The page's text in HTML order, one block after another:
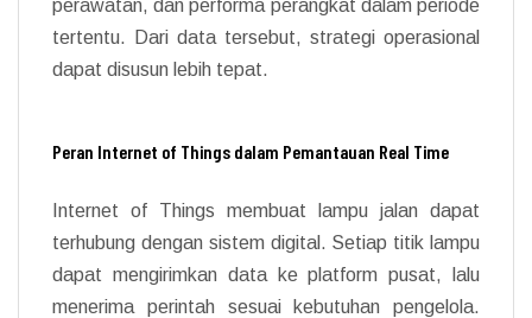
perawatan, dan performa perangkat dalam periode
tertentu. Dari data tersebut, strategi operasional
dapat disusun lebih tepat.
Peran Internet of Things dalam Pemantauan Real Time
Internet of Things membuat lampu jalan dapat
terhubung dengan sistem digital. Setiap titik lampu
dapat mengirimkan data ke platform pusat, lalu
menerima perintah sesuai kebutuhan pengelola.